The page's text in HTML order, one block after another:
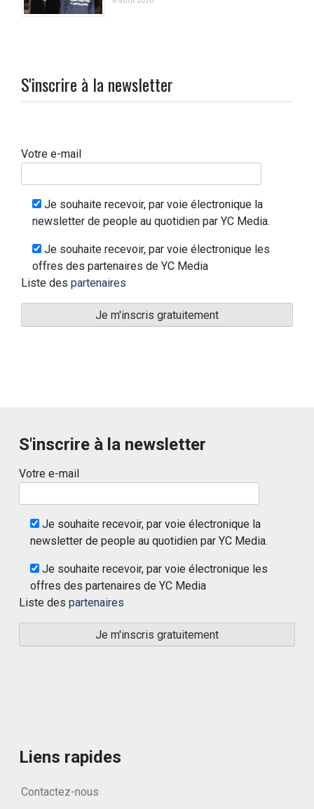
S'inscrire à la newsletter
Votre e-mail
Je souhaite recevoir, par voie électronique la
newsletter de people au quotidien par YC Media.
Je souhaite recevoir, par voie électronique les
offres des partenaires de YC Media
Liste des partenaires
S'inscrire à la newsletter
Votre e-mail
Je souhaite recevoir, par voie électronique la
newsletter de people au quotidien par YC Media.
Je souhaite recevoir, par voie électronique les
offres des partenaires de YC Media
Liste des partenaires
Liens rapides
Contactez-nous